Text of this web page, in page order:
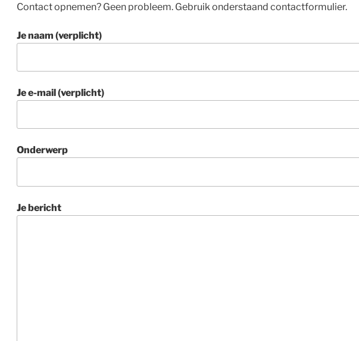
Contact opnemen? Geen probleem. Gebruik onderstaand contactformulier.
Je naam (verplicht)
Je e-mail (verplicht)
Onderwerp
Je bericht